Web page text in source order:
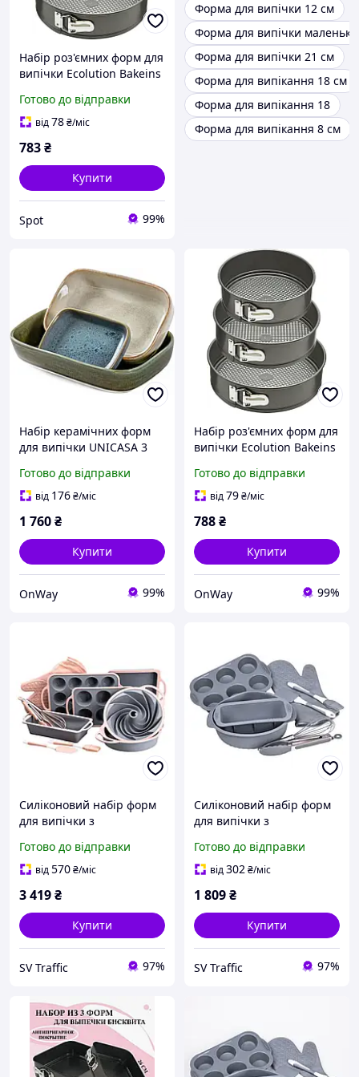
Набір роз'ємних форм для
випічки Ecolution Bakeins
22 см сірі
Готово до відправки
від78₴/міс
783₴
Купити
Spot 99%
Форма для випічки 12 см
Форма для випічки маленька
Форма для випічки 21 см
Форма для випікання 18 см
Форма для випікання 18
Форма для випікання 8 см
Набір керамічних форм
для випічки UNICASA 3
різнокольорові для
запікання та
Готово до відправки
від 176₴/міс
1 760₴
Купити
OnWay 99%
Набір роз'ємних форм для
випічки Ecolution Bakeins
22 см сірі
Готово до відправки
від79₴/міс
788₴
Купити
OnWay 99%
Силіконовий набір форм
для випічки з
покриттям з кухонним
приладдям та
HP34542
Готово до відправки
від570₴/міс
3 419₴
Купити
SV Traffic 97%
Силіконовий набір форм
для випічки з
покриттям з кухонним
приладдям та
Готово до відправки
від302₴/міс
1 809₴
Купити
SV Traffic 97%